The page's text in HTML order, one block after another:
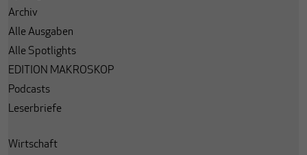
Archiv
Alle Ausgaben
Alle Spotlights
EDITION MAKROSKOP
Podcasts
Leserbriefe
Wirtschaft